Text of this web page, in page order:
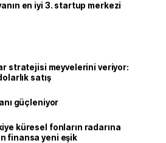
en iyi 3. startup merkezi
stratejisi meyvelerini veriyor:
satış
güçleniyor
küresel fonların radarına
finansa yeni eşik